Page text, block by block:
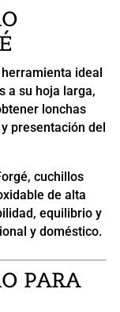
ideal
a su hoja larga,
lonchas
presentación del
cuchillos
de alta
equilibrio y
y doméstico.
PARA